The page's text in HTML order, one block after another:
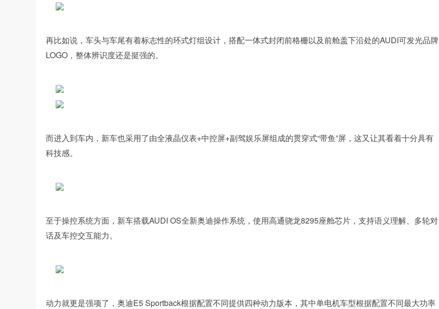
再比如说，车头与车尾有着标志性的环式灯组设计，搭配一体式封闭前格栅以及前舱盖下沿处的AUDI可发光品牌
LOGO，整体辨识度还是挺强的。
而进入到车内，新车也采用了由全液晶仪表+中控屏+副驾娱乐屏组成的贯穿式“带鱼”屏，这又让其看着十分具有
科技感。
至于操控系统方面，新车搭载AUDI OS全新奥迪操作系统，使用高通骁龙8295座舱芯片，支持语义理解、多轮对
话及车控交互能力。
动力就更是强项了，奥迪E5 Sportback根据配置不同提供四种动力版本，其中单电机车型根据配置不同最大功率